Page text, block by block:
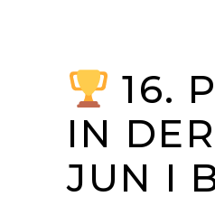
16.
IN
JUN I